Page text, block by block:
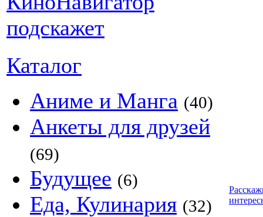
Каталог
Аниме и Манга (40)
Анкеты для друзей
(69)
Будущее (6)
Еда, Кулинария (32)